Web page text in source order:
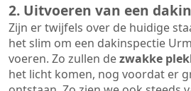
2. Uitvoeren van een
Zijn er twijfels over de huidige
het slim om een dakinspectie
voeren. Zo zullen dezwakke
het licht komen, nog voordat er